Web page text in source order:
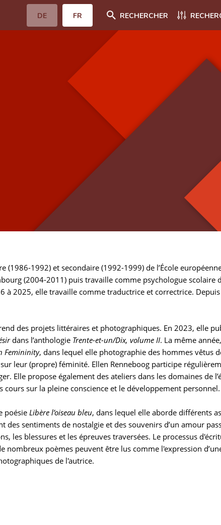
DE FR RECHERCHER
(1986-1992) et secondaire (1992-1999) de l’École
(2004-2011) puis travaille comme psychologue scolaire
à 2025, elle travaille comme traductrice et correctrice.
des projets littéraires et photographiques. En 2023, elle
dans l’anthologie Trente-et-un/Dix, volume II. La même
Femininity, dans lequel elle photographie des hommes vêtus
leur (propre) féminité. Ellen Renneboog participe
Elle propose également des ateliers dans les domaines de
cours sur la pleine conscience et le développement personnel.
poésieLibère l’oiseau bleu, dans lequel elle aborde différents
sentiments de nostalgie et des souvenirs d’un amour
les blessures et les épreuves traversées. Le processus
nombreux poèmes peuvent être lus comme l'expression
de l'autrice.